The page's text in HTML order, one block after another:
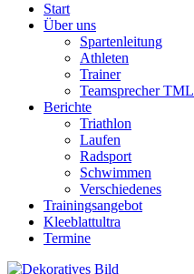
Start
Über uns
Spartenleitung
Athleten
Trainer
Teamsprecher TML
Berichte
Triathlon
Laufen
Radsport
Schwimmen
Verschiedenes
Trainingsangebot
Kleeblattultra
Termine